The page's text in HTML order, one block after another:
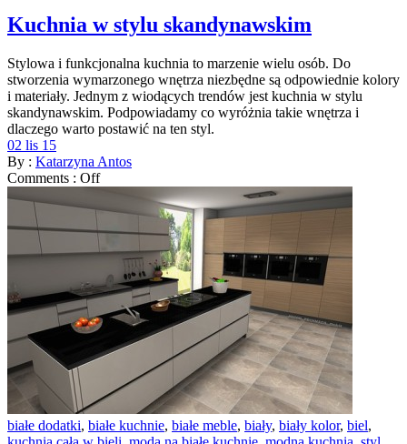
Kuchnia w stylu skandynawskim
Stylowa i funkcjonalna kuchnia to marzenie wielu osób. Do
stworzenia wymarzonego wnętrza niezbędne są odpowiednie kolory
i materiały. Jednym z wiodących trendów jest kuchnia w stylu
skandynawskim. Podpowiadamy co wyróżnia takie wnętrza i
dlaczego warto postawić na ten styl.
02 lis 15
By : Katarzyna Antos
Comments : Off
białe dodatki, białe kuchnie, białe meble, biały, biały kolor, biel,